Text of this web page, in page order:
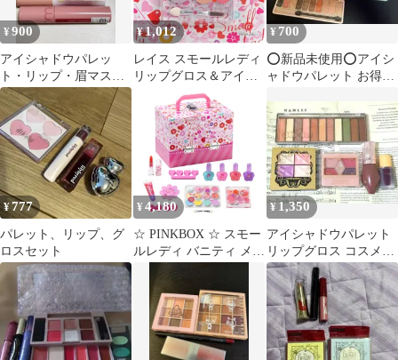
¥900
アイシャドウパレッ
ト・リップ・眉マスカ
ラのセット
¥1,012
レイス スモールレディ
リップグロス＆アイシ
ャドウパレット 6歳以
¥ 700
⭕️新品未使用⭕️アイシ
ャドウパレット お得4
¥777
パレット、リップ、グ
ロスセット
¥ 4,180
☆ PINKBOX ☆ スモー
ルレディ バニティ メイ
イクボックス キッズ メ
イクセット 女の子 コス
メセット 化粧品セット
メイクアップセット メ
イクアップボックス お
¥ 1,350
アイシャドウパレット
リップグロス コスメま
とめ売り